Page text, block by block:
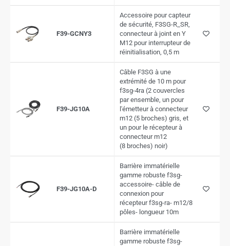
F39-GCNY3
Accessoire pour capteur
de sécurité, F3SG-R_SR,
connecteur à joint en Y
M12 pour interrupteur de
réinitialisation, 0,5 m
F39-JG10A
Câble F3SG à une
extrémité de 10 m pour
f3sg-4ra (2 couvercles
par ensemble, un pour
l'émetteur à connecteur
m12 (5 broches) gris, et
un pour le récepteur à
connecteur m12
(8 broches) noir)
F39-JG10A-D
Barrière immatérielle
gamme robuste f3sg-
accessoire- câble de
connexion pour
récepteur f3sg-ra- m12/8
pôles- longueur 10m
Barrière immatérielle
gamme robuste f3sg-